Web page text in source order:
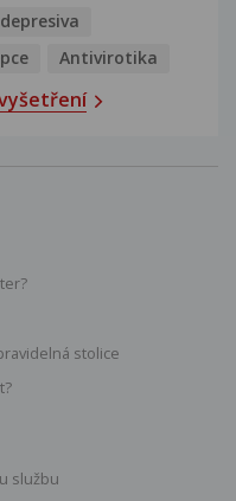
Antivirotika
stolice
službu